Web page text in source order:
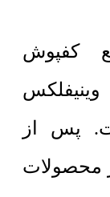
کفپوش
پس از
محصولات